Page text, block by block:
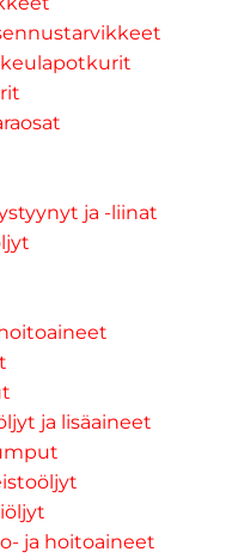
ja -liinat
ja lisäaineet
ja hoitoaineet